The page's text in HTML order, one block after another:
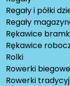
Regały i półki
Regały
Rękawice
Rękawice
Rolki
Rowerki biegowe
Rowerki